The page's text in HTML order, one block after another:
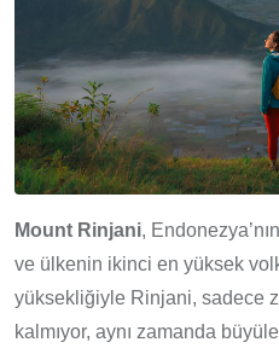
Mount Rinjani,
ve ülkenin ikinci en yüksek
yüksekliğiyle Rinjani, sadece
kalmıyor, aynı zamanda